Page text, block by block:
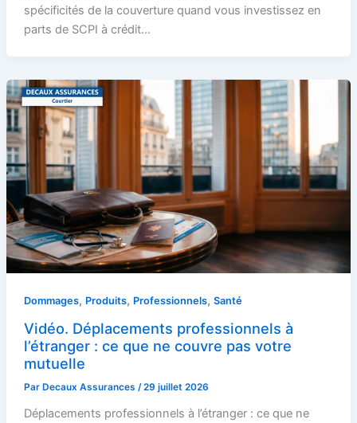
spécificités de la couverture quand vous investissez en
parts de SCPI à crédit…
Dommages, Produits, Professionnels, Santé
Vidéo. Déplacements professionnels à
l’étranger : ce que ne couvre pas votre
mutuelle
Par Decaux Assurances /29 juillet 2026
Déplacements professionnels à l’étranger : ce que ne